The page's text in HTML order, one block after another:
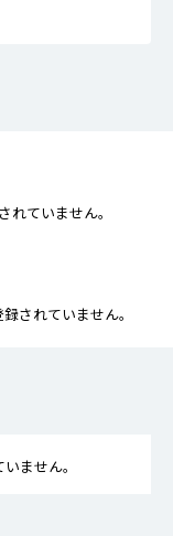
ていません。
されていません。
ません。